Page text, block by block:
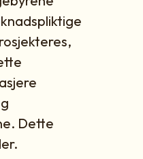
Dette